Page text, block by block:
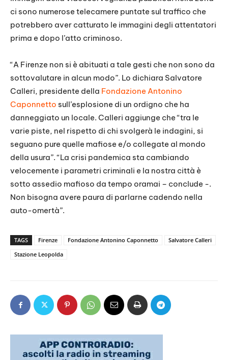
ci sono numerose telecamere puntate sul traffico che
potrebbero aver catturato le immagini degli attentatori
prima e dopo l’atto criminoso.
“A Firenze non si è abituati a tale gesti che non sono da
sottovalutare in alcun modo”. Lo dichiara Salvatore
Calleri, presidente della Fondazione Antonino
Caponnetto sull’esplosione di un ordigno che ha
danneggiato un locale. Calleri aggiunge che “tra le
varie piste, nel rispetto di chi svolgerà le indagini, si
seguano pure quelle mafiose e/o collegate al mondo
della usura”. “La crisi pandemica sta cambiando
velocemente i parametri criminali e la nostra città è
sotto assedio mafioso da tempo oramai – conclude -.
Non bisogna avere paura di parlarne cadendo nella
auto-omertà”.
TAGS Firenze Fondazione Antonino Caponnetto
Salvatore Calleri
Stazione Leopolda